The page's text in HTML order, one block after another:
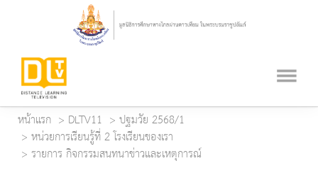
หน้าแรก DLTV11
ปฐมวัย 2568/1
หน่วยการเรียนรู้ที่ 2 โรงเรียนของเรา
รายการ กิจกรรมสนทนาข่าวและเหตุการณ์